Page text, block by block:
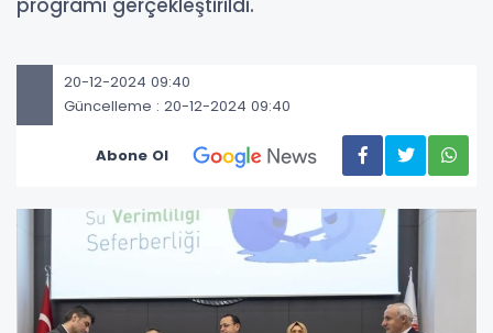
programı gerçekleştirildi.
20-12-2024 09:40
Güncelleme : 20-12-2024 09:40
Abone Ol